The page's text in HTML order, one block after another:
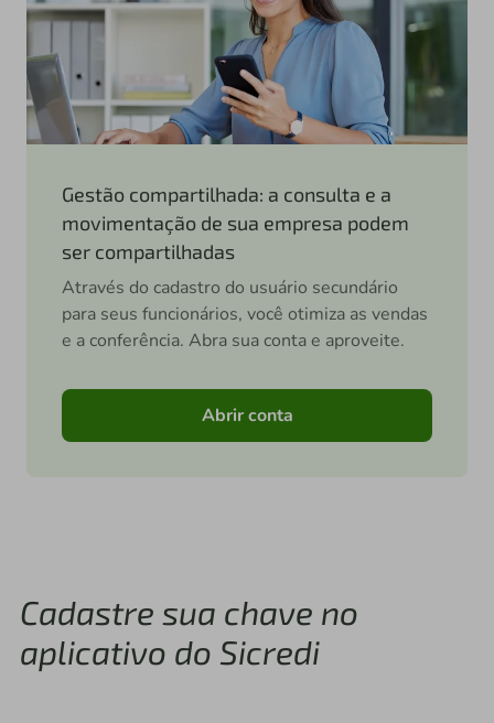
Gestão compartilhada: a consulta e a
movimentação de sua empresa podem
ser compartilhadas
Através do cadastro do usuário secundário
para seus funcionários, você otimiza as vendas
e a conferência. Abra sua conta e aproveite.
Abrir conta
Cadastre sua chave no
aplicativo do Sicredi